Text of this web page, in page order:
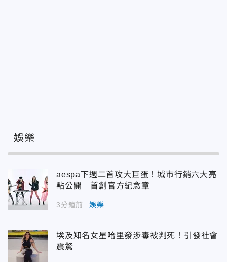
娛樂
aespa下週二首攻大巨蛋！城市行銷六大亮
點公開 首創官方紀念章
3分鐘前 娛樂
埃及知名女星哈里發涉毒被判死！引發社會
震驚